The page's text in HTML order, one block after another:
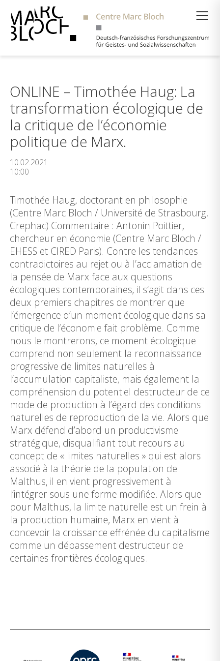
ONLINE – Timothée Haug: La
transformation écologique de
la critique de l’économie
politique de Marx.
10.02.2021
10:00
Timothée Haug, doctorant en philosophie
(Centre Marc Bloch / Université de Strasbourg.
Crephac) Commentaire : Antonin Poittier,
chercheur en économie (Centre Marc Bloch /
EHESS et CIRED Paris). Contre les tendances
contradictoires au rejet ou à l’acclamation de
la pensée de Marx face aux questions
écologiques contemporaines, il s’agit dans ces
deux premiers chapitres de montrer que
l’émergence d’un moment écologique dans sa
critique de l’économie fait problème. Comme
nous le montrerons, ce moment écologique
comprend non seulement la reconnaissance
progressive de limites naturelles à
l’accumulation capitaliste, mais également la
compréhension du potentiel destructeur de ce
mode de production à l’égard des conditions
naturelles de reproduction de la vie. Alors que
Marx défend d’abord un productivisme
stratégique, disqualifiant tout recours au
concept de « limites naturelles » qui est alors
associé à la théorie de la population de
Malthus, il en vient progressivement à
l’intégrer sous une forme modifiée. Alors que
pour Malthus, la limite naturelle est un frein à
la production humaine, Marx en vient à
concevoir la croissance effrénée du capitalisme
comme un dépassement destructeur de
certaines frontières écologiques.